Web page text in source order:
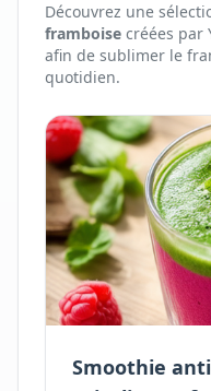
Découvrez une
framboise créées par
afin de sublimer le
quotidien.
Smoothie